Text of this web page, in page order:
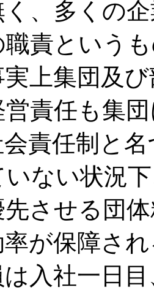
、多くの
責という
上集団及
責任も集
責任制と
ない状況
させる団
が保障さ
入社一日